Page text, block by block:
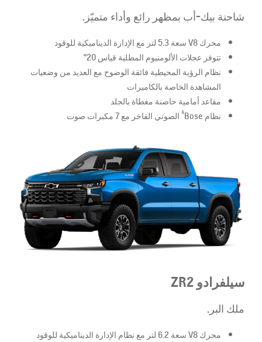
شاحنة بيك-أب بمظهر رائع وأداء متميّز.
محرك V8 سعة 5.3 لتر مع الإدارة الديناميكية للوقود
تتوفر عجلات الألومنيوم المطلية قياس 20"
نظام الرؤية المحيطية فائقة الوضوح مع العديد من وضعيات
المشاهدة الخاصة بالكاميرات
مقاعد أمامية حاضنة مغطاة بالجلد
نظام Bose
® الصوتي الفاخر مع 7 مكبرات صوت
سيلفرادو ZR2
ملك البر.
محرك V8 سعة 6.2 لتر مع نظام الإدارة الديناميكية للوقود